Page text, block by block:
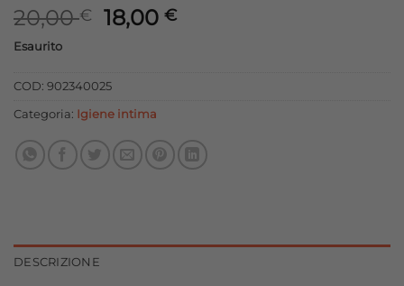
20,00€
Il
era:
20,00 €.
18,00€Il
Esaurito
COD: 902340025
Categoria: Igiene intima
DESCRIZIONE